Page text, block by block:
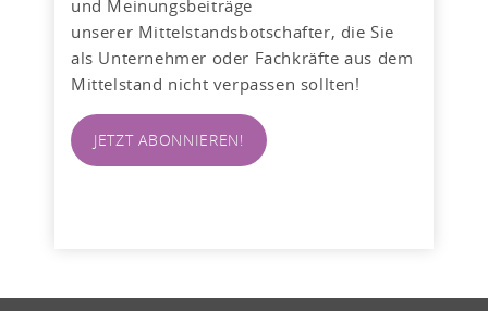
und Meinungsbeiträge
unserer Mittelstandsbotschafter, die Sie
als Unternehmer oder Fachkräfte aus dem
Mittelstand nicht verpassen sollten!
JETZT ABONNIEREN!